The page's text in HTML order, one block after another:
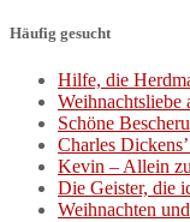
Häufig gesucht
Hilfe, die
Weihnachtsliebe
Schöne
Charles
Kevin – Allein
Die Geister, die
Weihnachten